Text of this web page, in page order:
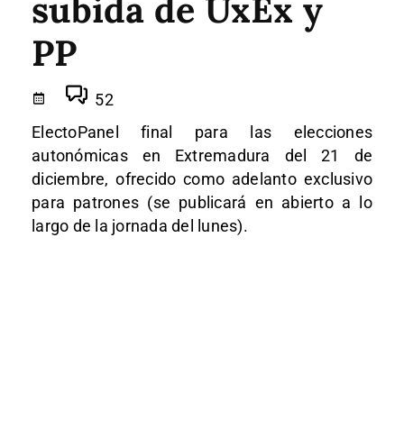
subida de UxEx y
PP
52
ElectoPanel final para las elecciones
autonómicas en Extremadura del 21 de
diciembre, ofrecido como adelanto exclusivo
para patrones (se publicará en abierto a lo
largo de la jornada del lunes).